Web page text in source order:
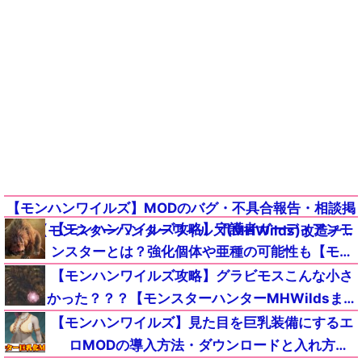
【モンハンワイルズ】MODのバグ・不具合報告・相談掲
示板【モンスターハンターワイルズ(MHWilds)改造チー
ト(Steam版)】
【モンハンワイルズ攻略】守護者ガーディアンモ
ンスターとは？強化個体や亜種の可能性も【モン
スターハンターMHWildsまとめ】
【モンハンワイルズ攻略】グラビモスこんな小さ
かった？？？【モンスターハンターMHWildsまと
め】
【モンハンワイルズ】見た目を巨乳装備にするエ
ロMODの導入方法・ダウンロードと入れ方